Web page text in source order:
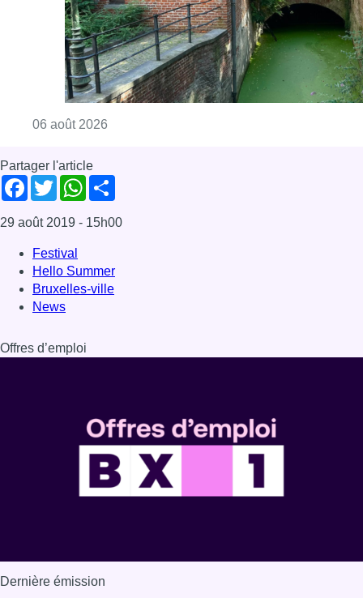
06 août 2026
Partager l'article
Facebook
TwitterWhatsApp
29 août 2019 - 15h00
Festival
Hello Summer
Bruxelles-ville
News
Offres d’emploi
Dernière émission